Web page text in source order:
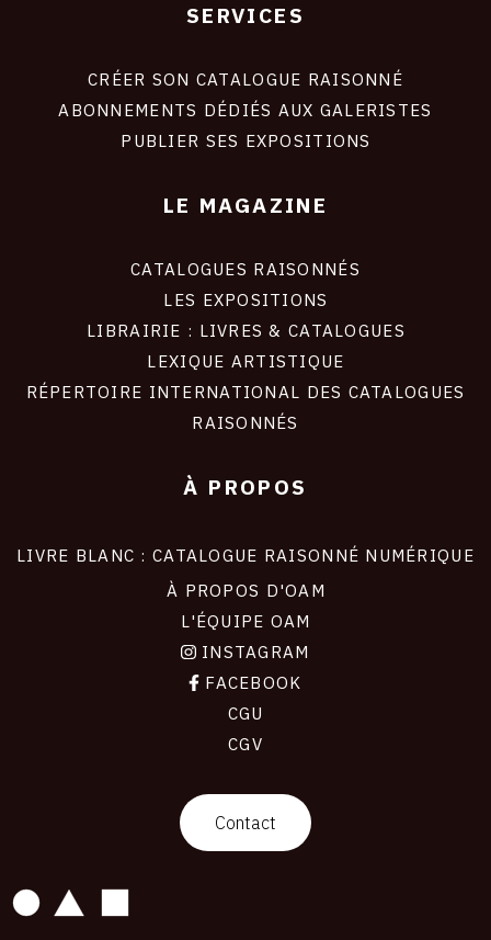
SERVICES
CRÉER SON CATALOGUE RAISONNÉ
ABONNEMENTS DÉDIÉS AUX GALERISTES
PUBLIER SES EXPOSITIONS
LE MAGAZINE
CATALOGUES RAISONNÉS
LES EXPOSITIONS
LIBRAIRIE : LIVRES & CATALOGUES
LEXIQUE ARTISTIQUE
RÉPERTOIRE INTERNATIONAL DES CATALOGUES
RAISONNÉS
À PROPOS
LIVRE BLANC : CATALOGUE RAISONNÉ NUMÉRIQUE
À PROPOS D'OAM
L'ÉQUIPE OAM
INSTAGRAM
FACEBOOK
CGU
CGV
Contact